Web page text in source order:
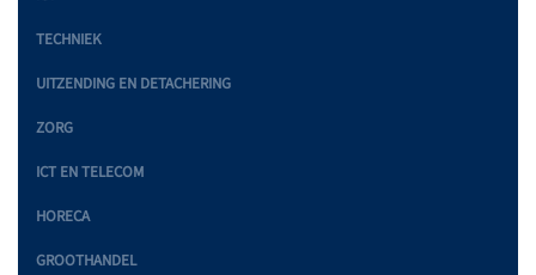
TECHNIEK
UITZENDING EN DETACHERING
ZORG
ICT EN TELECOM
HORECA
GROOTHANDEL